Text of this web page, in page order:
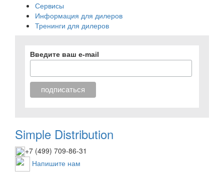
Сервисы
Информация для дилеров
Тренинги для дилеров
Введите ваш e-mail
Simple Distribution
+7 (499) 709-86-31
Напишите нам